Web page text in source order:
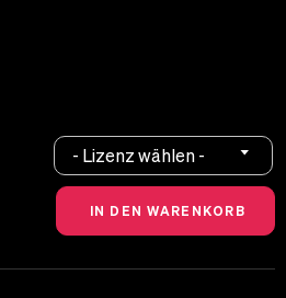
- Lizenz wählen -